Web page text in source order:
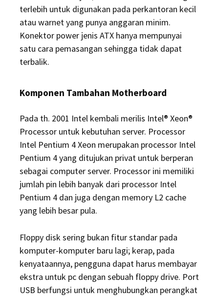
terlebih untuk digunakan pada perkantoran kecil
atau warnet yang punya anggaran minim.
Konektor power jenis ATX hanya mempunyai
satu cara pemasangan sehingga tidak dapat
terbalik.
Komponen Tambahan Motherboard
Pada th. 2001 Intel kembali merilis Intel® Xeon®
Processor untuk kebutuhan server. Processor
Intel Pentium 4 Xeon merupakan processor Intel
Pentium 4 yang ditujukan privat untuk berperan
sebagai computer server. Processor ini memiliki
jumlah pin lebih banyak dari processor Intel
Pentium 4 dan juga dengan memory L2 cache
yang lebih besar pula.
Floppy disk sering bukan fitur standar pada
komputer-komputer baru lagi; kerap, pada
kenyataannya, pengguna dapat harus membayar
ekstra untuk pc dengan sebuah floppy drive. Port
USB berfungsi untuk menghubungkan perangkat